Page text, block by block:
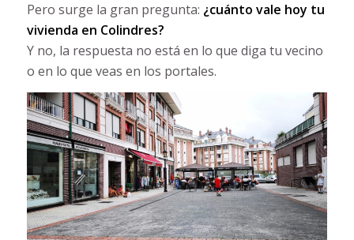
Pero surge la gran pregunta: ¿cuánto vale hoy tu
vivienda en Colindres?
Y no, la respuesta no está en lo que diga tu vecino
o en lo que veas en los portales.